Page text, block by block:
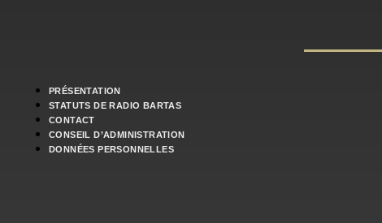
PRÉSENTATION
STATUTS DE RADIO BARTAS
CONTACT
CONSEIL D’ADMINISTRATION
DONNÉES PERSONNELLES